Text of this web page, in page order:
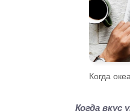
Когда
Когда вкус